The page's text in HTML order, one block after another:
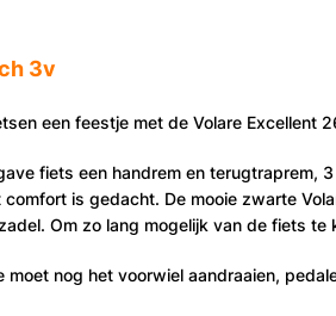
3v
een feestje met de Volare Excellent
fiets een handrem en
is gedacht. De mooie zwarte
Om zo lang mogelijk van de fiets
nog het voorwiel aandraaien,